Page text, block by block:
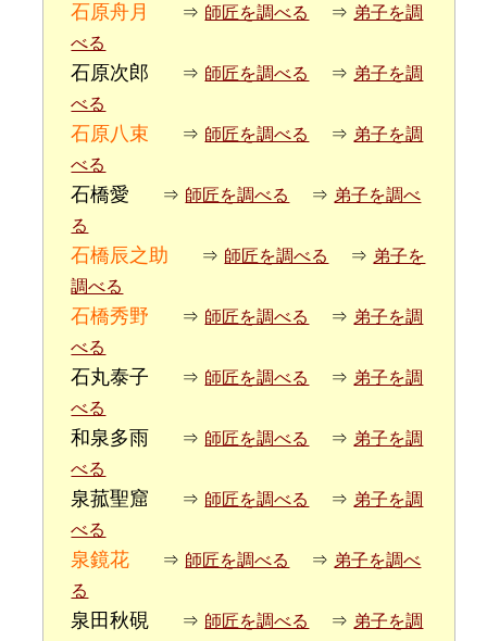
石原舟月 ⇒ 師匠を調べる ⇒ 弟子を調
べる
石原次郎 ⇒ 師匠を調べる ⇒ 弟子を調
べる
石原八束 ⇒ 師匠を調べる ⇒ 弟子を調
べる
石橋愛 ⇒ 師匠を調べる ⇒ 弟子を調べ
る
石橋辰之助 ⇒ 師匠を調べる ⇒ 弟子を
調べる
石橋秀野 ⇒ 師匠を調べる ⇒ 弟子を調
べる
石丸泰子 ⇒ 師匠を調べる ⇒ 弟子を調
べる
和泉多雨 ⇒ 師匠を調べる ⇒ 弟子を調
べる
泉菰聖窟 ⇒ 師匠を調べる ⇒ 弟子を調
べる
泉鏡花 ⇒ 師匠を調べる ⇒ 弟子を調べ
る
泉田秋硯 ⇒ 師匠を調べる ⇒ 弟子を調